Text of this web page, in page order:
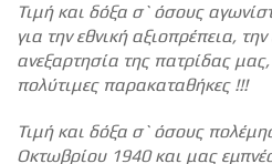
Τιμή και δόξα σ` όσους
για την εθνική αξιοπρέπεια,
ανεξαρτησία της πατρίδας
πολύτιμες παρακαταθήκες !!!
Τιμή και δόξα σ` όσους
Οκτωβρίου 1940 και μας